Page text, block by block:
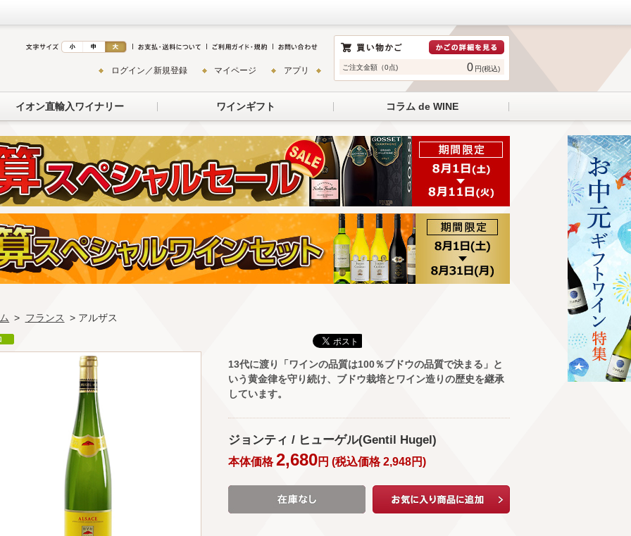
ご注文金額（0点) 0 円(税込)
ログイン／新規登録 マイページ アプリ
イオン直輸入ワイナリー ワインギフト コラム de WINE
> フランス > アルザス
13代に渡り「ワインの品質は100％ブドウの品質で決まる」と
いう黄金律を守り続け、ブドウ栽培とワイン造りの歴史を継承
しています。
ジョンティ / ヒューゲル(Gentil Hugel)
本体価格2,680円 (税込価格2,948円)